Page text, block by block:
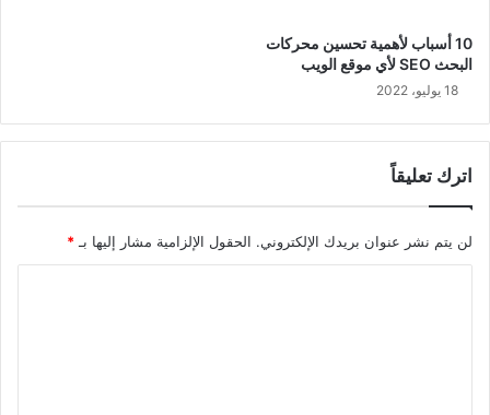
10 أسباب لأهمية تحسين محركات
البحث SEO لأي موقع الويب
18 يوليو، 2022
اترك تعليقاً
لن يتم نشر عنوان بريدك الإلكتروني. الحقول الإلزامية مشار إليها بـ *